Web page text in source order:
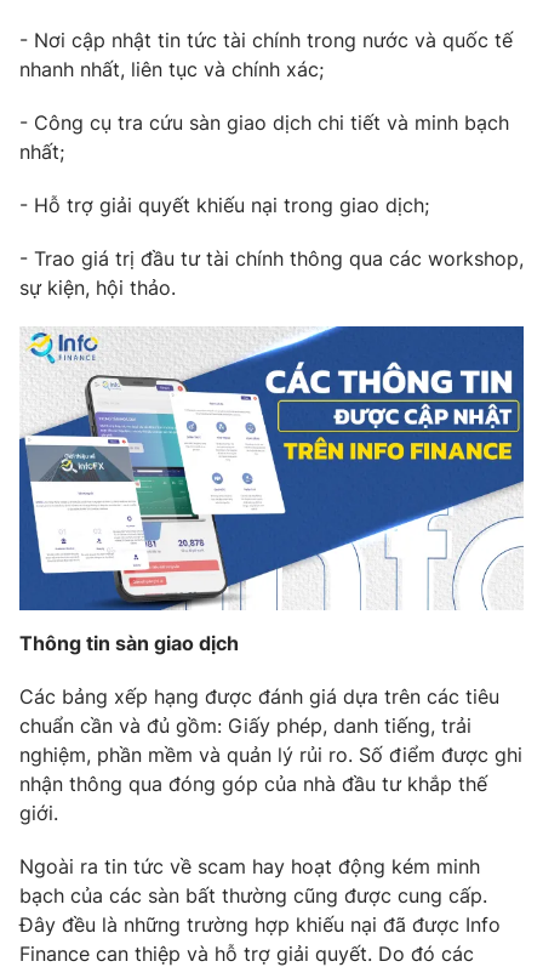
Góc doanh nghiệp
Phim VTV
Hậu trường
Nhân vật
Khán giả
Giải sao mai
Điện ảnh
Âm nhạc
Đời sống
Du lịch
Làm đẹp
Tuyển sinh
Học trực tuyến
Công nghệ
Hitech Công nghệ tương lai
Sản phẩm
Thị trường
Tư vấn
Giao lưu trực tuyến
Lịch phát sóng
Chuyên mục khác
Emagazine Podcast
Photo
Video Shorts video
VTV Money VTV Thể thao
VTV Sức khoẻ Bất động sản
Thị trường 24h Tấm lòng Việt
- Nơi cập nhật tin tức tài chính trong nước và quốc tế
nhanh nhất, liên tục và chính xác;
- Công cụ tra cứu sàn giao dịch chi tiết và minh bạch
nhất;
- Hỗ trợ giải quyết khiếu nại trong giao dịch;
- Trao giá trị đầu tư tài chính thông qua các workshop,
sự kiện, hội thảo.
Thông tin sàn giao dịch
Các bảng xếp hạng được đánh giá dựa trên các tiêu
chuẩn cần và đủ gồm: Giấy phép, danh tiếng, trải
nghiệm, phần mềm và quản lý rủi ro. Số điểm được ghi
nhận thông qua đóng góp của nhà đầu tư khắp thế
giới.
Ngoài ra tin tức về scam hay hoạt động kém minh
bạch của các sàn bất thường cũng được cung cấp.
Đây đều là những trường hợp khiếu nại đã được Info
Finance can thiệp và hỗ trợ giải quyết. Do đó các